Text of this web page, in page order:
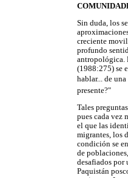
Sin duda, los
creciente
profundo
antropológica.
(1988:275) se
hablar... de
presente?"
Tales
pues cada vez
el que las
migrantes, los
condición se
de
desafiados por
Paquistán